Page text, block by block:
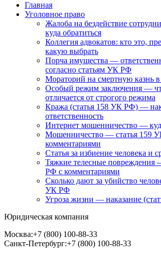
Главная
Уголовное право
Жалоба на бездействие
куда обратиться
Коллегия адвокатов: кто это,
какую выбрать
Порча имущества —
согласно статьям УК РФ
Мораторий на смертную казнь
Особый режим заключения —
отличается от строгого режима
Кража (статья 158 УК РФ) —
ответственность
Интернет мошенничество —
Мошенничество — статья 159
комментариями
Статья за избиение человека и
Тяжкие телесные повреждения
РФ с комментариями
Сколько дают за убийство
УК РФ
Угроза жизни — наказание
Юридическая компания
Москва:+7 (800) 100-88-33
Санкт-Петербург:+7 (800) 100-88-33